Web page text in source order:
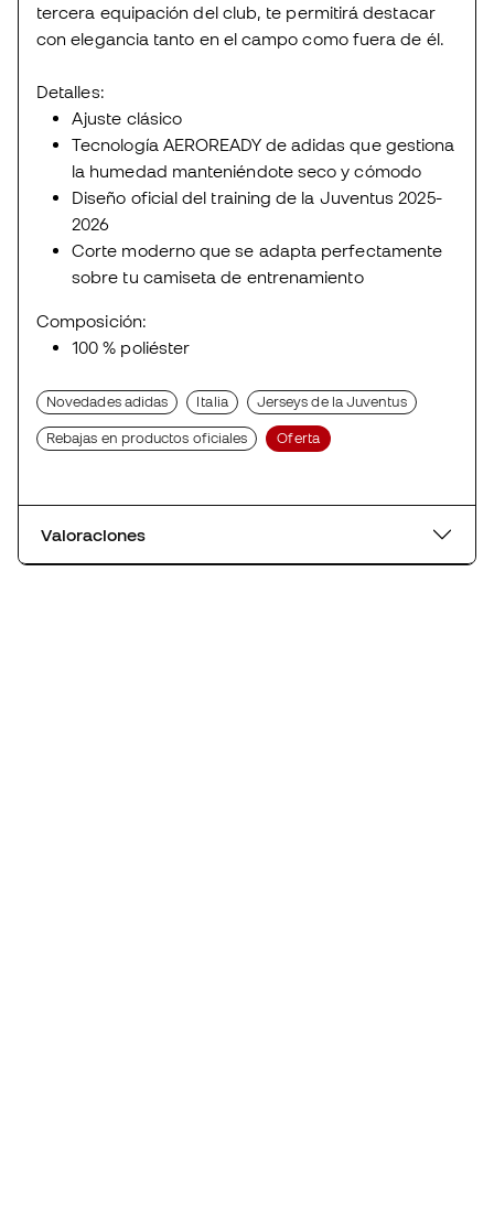
tercera equipación del club, te permitirá destacar
con elegancia tanto en el campo como fuera de él.
Detalles:
Ajuste clásico
Tecnología AEROREADY de adidas que gestiona
la humedad manteniéndote seco y cómodo
Diseño oficial del training de la Juventus 2025-
2026
Corte moderno que se adapta perfectamente
sobre tu camiseta de entrenamiento
Composición:
100 % poliéster
Novedades adidas Italia Jerseys de la Juventus
Rebajas en productos oficiales Oferta
Valoraciones